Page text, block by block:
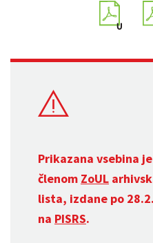
Prikazana vsebina
členom ZoUL
lista, izdane po
na PISRS.